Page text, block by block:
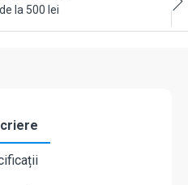
de la 500 lei